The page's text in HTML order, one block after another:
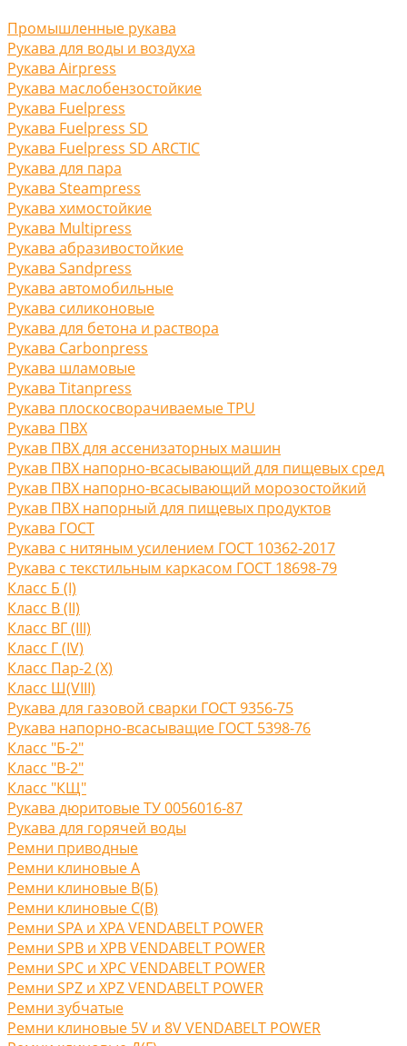
Промышленные рукава
Рукава для воды и воздуха
Рукава Airpress
Рукава маслобензостойкие
Рукава Fuelpress
Рукава Fuelpress SD
Рукава Fuelpress SD ARCTIC
Рукава для пара
Рукава Steampress
Рукава химостойкие
Рукава Multipress
Рукава абразивостойкие
Рукава Sandpress
Рукава автомобильные
Рукава силиконовые
Рукава для бетона и раствора
Рукава Carbonpress
Рукава шламовые
Рукава Titanpress
Рукава плоскосворачиваемые TPU
Рукава ПВХ
Рукав ПВХ для ассенизаторных машин
Рукав ПВХ напорно-всасывающий для пищевых сред
Рукав ПВХ напорно-всасывающий морозостойкий
Рукав ПВХ напорный для пищевых продуктов
Рукава ГОСТ
Рукава с нитяным усилением ГОСТ 10362-2017
Рукава с текстильным каркасом ГОСТ 18698-79
Класс Б (I)
Класс В (II)
Класс ВГ (III)
Класс Г (IV)
Класс Пар-2 (X)
Класс Ш(VIII)
Рукава для газовой сварки ГОСТ 9356-75
Рукава напорно-всасыващие ГОСТ 5398-76
Класс "Б-2"
Класс "В-2"
Класс "КЩ"
Рукава дюритовые ТУ 0056016-87
Рукава для горячей воды
Ремни приводные
Ремни клиновые A
Ремни клиновые В(Б)
Ремни клиновые С(B)
Ремни SPA и XPA VENDABELT POWER
Ремни SPB и XPB VENDABELT POWER
Ремни SPC и XPC VENDABELT POWER
Ремни SPZ и XPZ VENDABELT POWER
Ремни зубчатые
Ремни клиновые 5V и 8V VENDABELT POWER